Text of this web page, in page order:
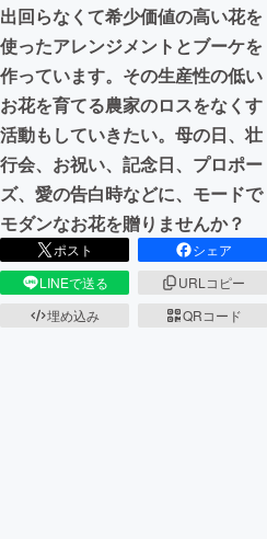
出回らなくて希少価値の高い花を
使ったアレンジメントとブーケを
作っています。その生産性の低い
お花を育てる農家のロスをなくす
活動もしていきたい。母の日、壮
行会、お祝い、記念日、プロポー
ズ、愛の告白時などに、モードで
モダンなお花を贈りませんか？
ポスト
シェア
LINEで送る
URLコピー
埋め込み
QRコード